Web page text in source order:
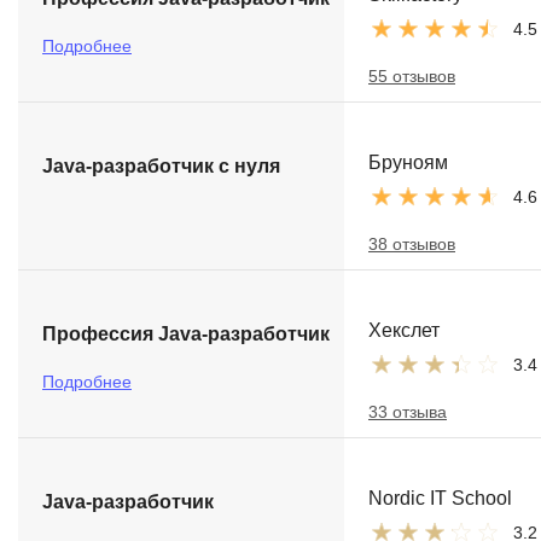
Подробнее
4.5
55 отзывов
Java-разработчик с нуля Бруноям
4.6
38 отзывов
Профессия Java-разработчик
Подробнее
Хекслет
3.4
33 отзыва
Java-разработчик Nordic IT School
3.2